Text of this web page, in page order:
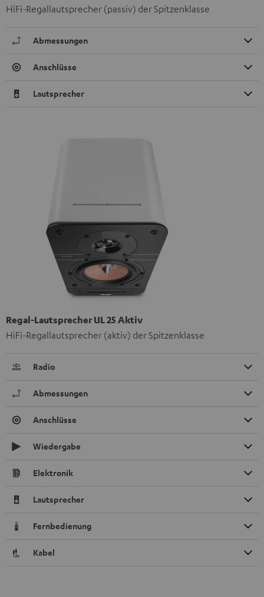
HiFi-Regallautsprecher (passiv) der Spitzenklasse
Abmessungen
Anschlüsse
Lautsprecher
Regal-Lautsprecher UL 25 Aktiv
HiFi-Regallautsprecher (aktiv) der Spitzenklasse
Radio
Abmessungen
Anschlüsse
Wiedergabe
Elektronik
Lautsprecher
Fernbedienung
Kabel